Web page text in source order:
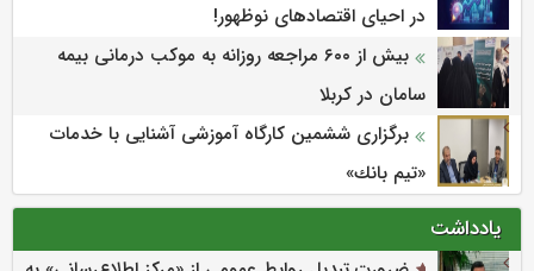
در احیای اقتصادهای نوظهور!
بیش از ۶۰۰ مراجعه روزانه به موکب درمانی بیمه
سامان در کربلا
برگزاری ششمین كارگاه آموزشی آشنایی با خدمات
«تیم بانك»
یادداشت